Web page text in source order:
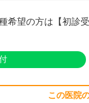
希望の方は【初診
この医院